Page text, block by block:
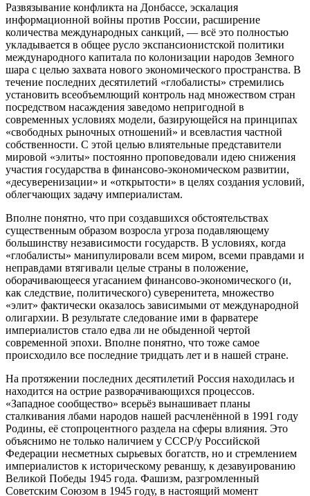
Развязывание конфликта на Донбассе, эскалация
информационной войны против России, расширение
количества международных санкций, — всё это полностью
укладывается в общее русло экспансионистской политики
международного капитала по колонизации народов Земного
шара с целью захвата нового экономического пространства. В
течение последних десятилетий «глобалисты» стремились
установить всеобъемлющий контроль над множеством стран
посредством насаждения заведомо непригодной в
современных условиях модели, базирующейся на принципах
«свободных рыночных отношений» и всевластия частной
собственности. С этой целью влиятельные представители
мировой «элиты» постоянно проповедовали идею снижения
участия государства в финансово-экономическом развитии,
«десуверенизации» и «открытости» в целях создания условий,
облегчающих задачу империалистам.
Вполне понятно, что при создавшихся обстоятельствах
существенным образом возросла угроза подавляющему
большинству независимости государств. В условиях, когда
«глобалисты» манипулировали всем миром, всеми правдами и
неправдами втягивали целые страны в положение,
оборачивающееся угасанием финансово-экономического (и,
как следствие, политического) суверенитета, множество
«элит» фактически оказалось зависимыми от международной
олигархии. В результате следование ими в фарватере
империалистов стало едва ли не обыденной чертой
современной эпохи. Вполне понятно, что тоже самое
происходило все последние тридцать лет и в нашей стране.
На протяжении последних десятилетий Россия находилась и
находится на острие разворачивающихся процессов.
«Западное сообщество» всерьёз вынашивает планы
сталкивания лбами народов нашей расчленённой в 1991 году
Родины, её стопроцентного раздела на сферы влияния. Это
объяснимо не только наличием у СССР/у Российской
Федерации несметных сырьевых богатств, но и стремлением
империалистов к историческому реваншу, к дезавуированию
Великой Победы 1945 года. Фашизм, разгромленный
Советским Союзом в 1945 году, в настоящий момент